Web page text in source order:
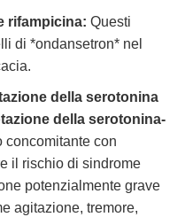
rifampicina: Questi
di *ondansetron* nel
della serotonina
della serotonina-
concomitante con
il rischio di sindrome
potenzialmente grave
agitazione, tremore,